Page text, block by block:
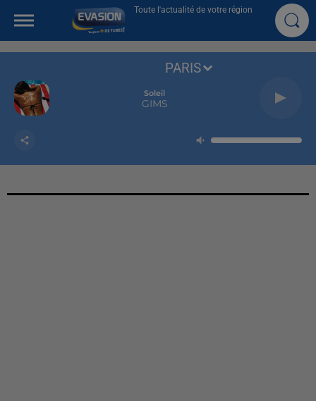
Toute l'actualité de votre région
Soleil
GIMS
PARIS